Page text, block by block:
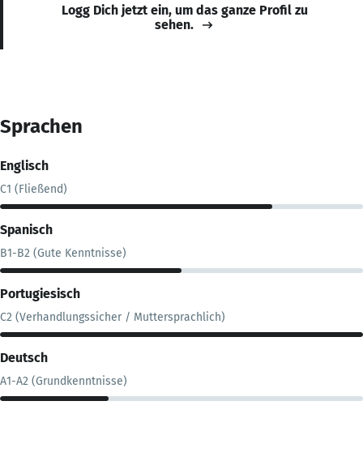
Logg Dich jetzt ein, um das ganze Profil zu
sehen.
Sprachen
Englisch
C1 (Fließend)
Spanisch
B1-B2 (Gute Kenntnisse)
Portugiesisch
C2 (Verhandlungssicher / Muttersprachlich)
Deutsch
A1-A2 (Grundkenntnisse)